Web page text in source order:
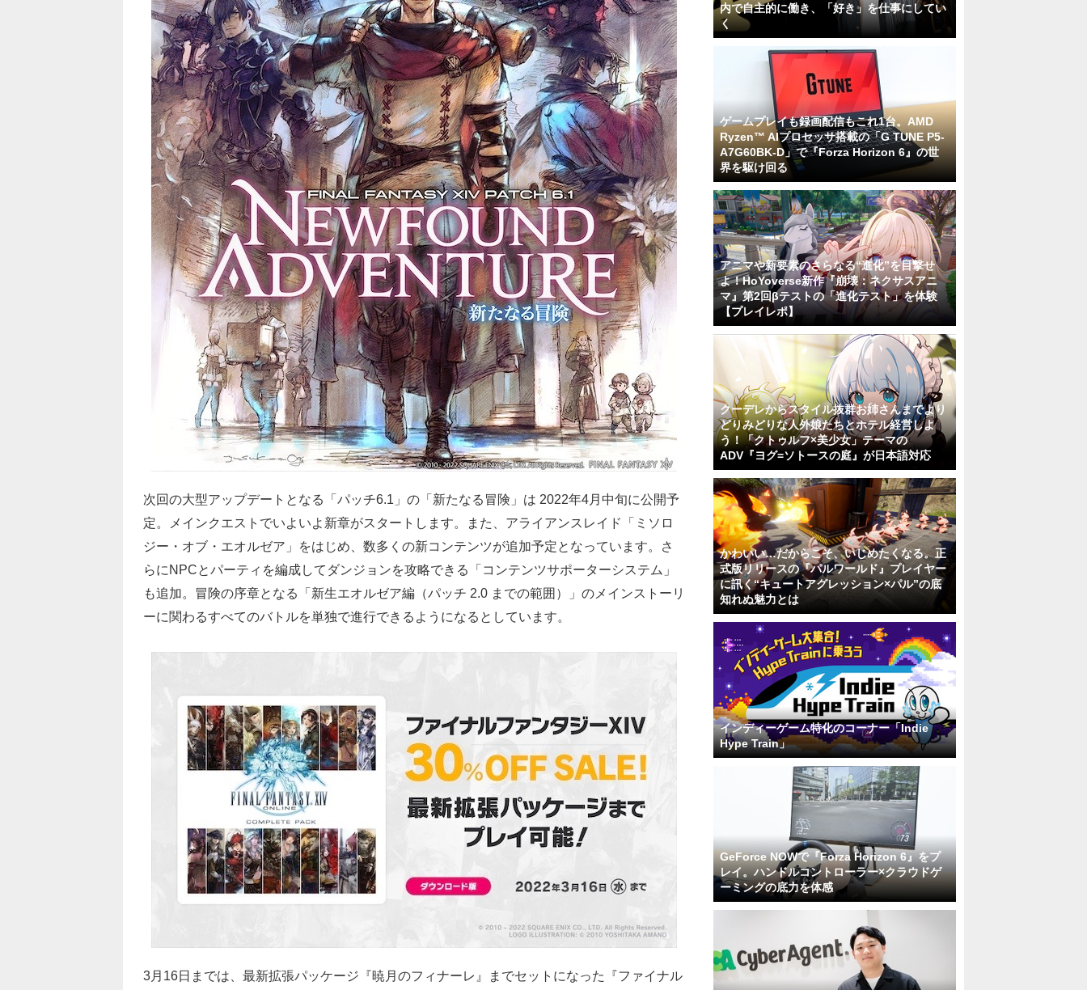
次回の大型アップデートとなる「パッチ6.1」の「新たなる冒険」は 2022年4月中旬に公開予
定。メインクエストでいよいよ新章がスタートします。また、アライアンスレイド「ミソロ
ジー・オブ・エオルゼア」をはじめ、数多くの新コンテンツが追加予定となっています。さ
らにNPCとパーティを編成してダンジョンを攻略できる「コンテンツサポーターシステム」
も追加。冒険の序章となる「新生エオルゼア編（パッチ 2.0 までの範囲）」のメインストーリ
ーに関わるすべてのバトルを単独で進行できるようになるとしています。
3月16日までは、最新拡張パッケージ『暁月のフィナーレ』までセットになった『ファイナル
内で自主的に働き、「好き」を仕事にしてい
く
ゲームプレイも録画配信もこれ1台。AMD
Ryzen™ AIプロセッサ搭載の「G TUNE P5-
A7G60BK-D」で『Forza Horizon 6』の世
界を駆け回る
アニマや新要素のさらなる“進化”を目撃せ
よ！HoYoverse新作『崩壊：ネクサスアニ
マ』第2回βテストの「進化テスト」を体験
【プレイレポ】
クーデレからスタイル抜群お姉さんまでより
どりみどりな人外娘たちとホテル経営しよ
う！「クトゥルフ×美少女」テーマの
ADV『ヨグ=ソトースの庭』が日本語対応
かわいい…だからこそ、いじめたくなる。正
式版リリースの『パルワールド』プレイヤー
に訊く“キュートアグレッション×パル”の底
知れぬ魅力とは
インディーゲーム特化のコーナー「Indie
Hype Train」
GeForce NOWで『Forza Horizon 6』をプ
レイ。ハンドルコントローラー×クラウドゲ
ーミングの底力を体感